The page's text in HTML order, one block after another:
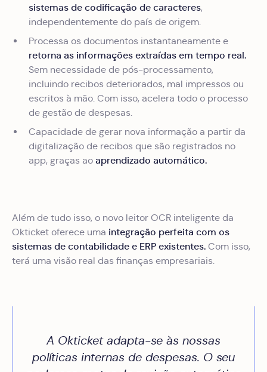
sistemas de codificação de caracteres,
independentemente do país de origem.
Processa os documentos instantaneamente e
retorna as informações extraídas em tempo real.
Sem necessidade de pós-processamento,
incluindo recibos deteriorados, mal impressos ou
escritos à mão. Com isso, acelera todo o processo
de gestão de despesas.
Capacidade de gerar nova informação a partir da
digitalização de recibos que são registrados no
app, graças ao aprendizado automático.
Além de tudo isso, o novo leitor OCR inteligente da
Okticket oferece uma integração perfeita com os
sistemas de contabilidade e ERP existentes. Com isso,
terá uma visão real das finanças empresariais.
A Okticket adapta-se às nossas
políticas internas de despesas. O seu